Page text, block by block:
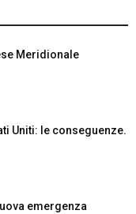
Meridionale
Uniti: le conseguenze.
emergenza